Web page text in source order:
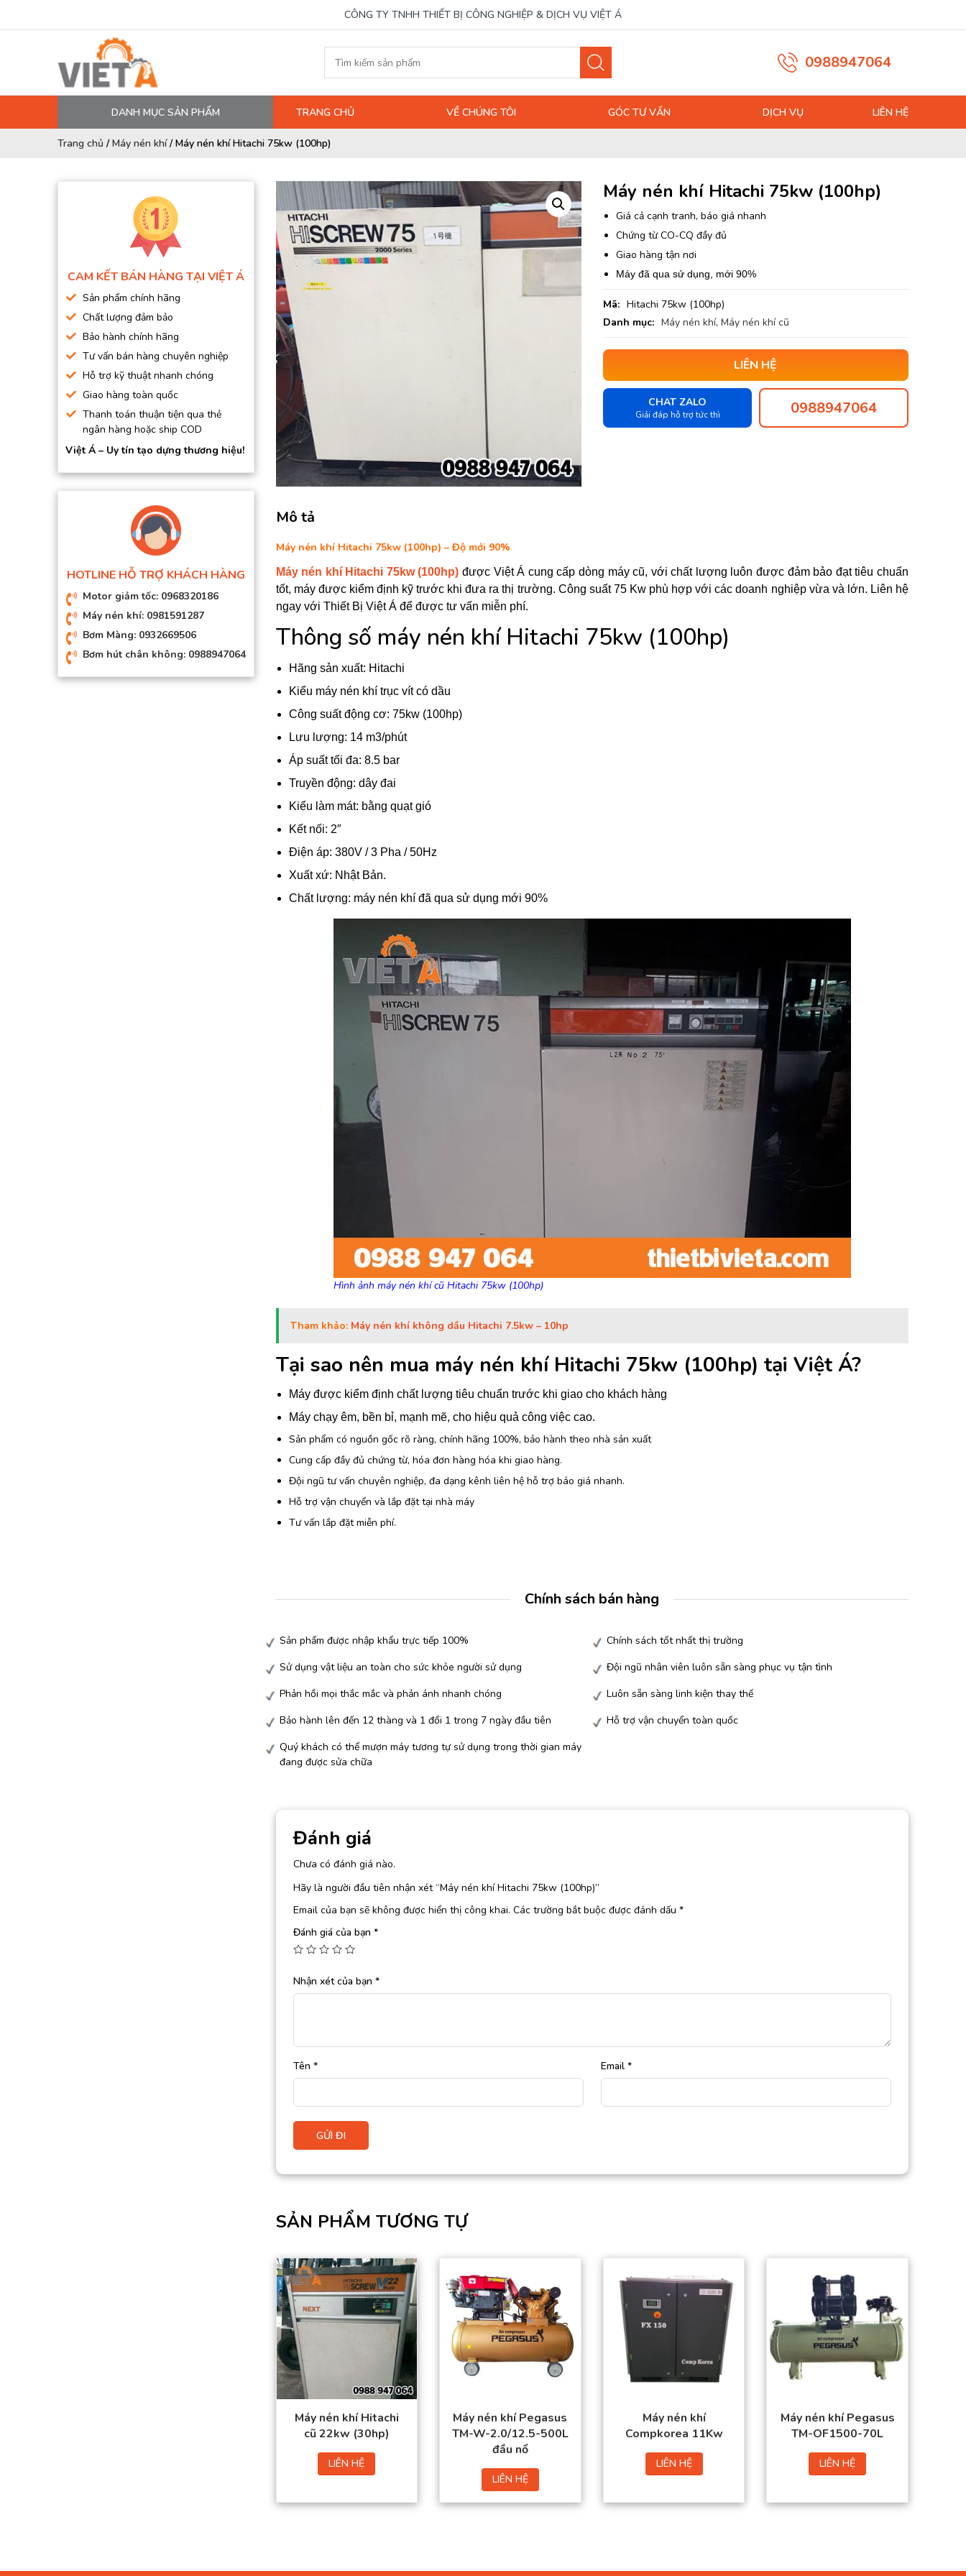
CÔNG TY TNHH THIẾT BỊ CÔNG NGHIỆP & DỊCH VỤ VIỆT Á
0988947064
DANH MỤC SẢN PHẨM
MÁY NÉN KHÍ
DẦU MÁY NÉN KHÍ
DÂY HƠI, ỐNG HƠI
BƠM MÀNG KHÍ NÉN
BƠM HÚT CHÂN KHÔNG
BƠM ĐỊNH LƯỢNG
MOTOR, HỘP GIẢM TỐC
MÁY TẠO KHÍ NITO
TRANG CHỦ VỀ CHÚNG TÔI GÓC TƯ VẤN DỊCH VỤ LIÊN HỆ
Trang chủ /Máy nén khí/Máy nén khí Hitachi 75kw (100hp)
CAM KẾT BÁN HÀNG TẠI VIỆT Á
Sản phẩm chính hãng
Chất lượng đảm bảo
Bảo hành chính hãng
Tư vấn bán hàng chuyên nghiệp
Hỗ trợ kỹ thuật nhanh chóng
Giao hàng toàn quốc
Thanh toán thuận tiện qua thẻ
ngân hàng hoặc ship COD
Việt Á – Uy tín tạo dựng thương hiệu!
HOTLINE HỖ TRỢ KHÁCH HÀNG
Motor giảm tốc: 0968320186
Máy nén khí: 0981591287
Bơm Màng: 0932669506
Bơm hút chân không: 0988947064
Máy nén khí Hitachi 75kw (100hp)
Giá cả cạnh tranh, báo giá nhanh
Chứng từ CO-CQ đầy đủ
Giao hàng tận nơi
Máy đã qua sử dụng, mới 90%
Mã: Hitachi 75kw (100hp)
Danh mục: Máy nén khí, Máy nén khí cũ
LIÊN HỆ
CHAT ZALO
Giải đáp hỗ trợ tức thì 0988947064
Mô tả
Máy nén khí Hitachi 75kw (100hp) – Độ mới 90%
Máy nén khí Hitachi 75kw (100hp) được Việt Á cung cấp dòng máy cũ, với chất lượng luôn được đảm bảo đạt tiêu chuẩn
tốt, máy được kiểm định kỹ trước khi đưa ra thị trường. Công suất 75 Kw phù hợp với các doanh nghiệp vừa và lớn. Liên hệ
ngay với Thiết Bị Việt Á để được tư vấn miễn phí.
Thông số máy nén khí Hitachi 75kw (100hp)
Hãng sản xuất: Hitachi
Kiểu máy nén khí trục vít có dầu
Công suất động cơ: 75kw (100hp)
Lưu lượng: 14 m3/phút
Áp suất tối đa: 8.5 bar
Truyền động: dây đai
Kiểu làm mát: bằng quạt gió
Kết nối: 2″
Điện áp: 380V / 3 Pha / 50Hz
Xuất xứ: Nhật Bản.
Chất lượng: máy nén khí đã qua sử dụng mới 90%
Hình ảnh máy nén khí cũ Hitachi 75kw (100hp)
Tham khảo: Máy nén khí không dầu Hitachi 7.5kw – 10hp
Tại sao nên mua máy nén khí Hitachi 75kw (100hp) tại Việt Á?
Máy được kiểm định chất lượng tiêu chuẩn trước khi giao cho khách hàng
Máy chạy êm, bền bỉ, mạnh mẽ, cho hiệu quả công việc cao.
Sản phẩm có nguồn gốc rõ ràng, chính hãng 100%, bảo hành theo nhà sản xuất
Cung cấp đầy đủ chứng từ, hóa đơn hàng hóa khi giao hàng.
Đội ngũ tư vấn chuyên nghiệp, đa dạng kênh liên hệ hỗ trợ báo giá nhanh.
Hỗ trợ vận chuyển và lắp đặt tại nhà máy
Tư vấn lắp đặt miễn phí.
Chính sách bán hàng
Sản phẩm được nhập khẩu trực tiếp 100%
Chính sách tốt nhất thị trường
Sử dụng vật liệu an toàn cho sức khỏe người sử dụng
Đội ngũ nhân viên luôn sẵn sàng phục vụ tận tình
Phản hồi mọi thắc mắc và phản ánh nhanh chóng
Luôn sẵn sàng linh kiện thay thế
Bảo hành lên đến 12 thàng và 1 đổi 1 trong 7 ngày đầu tiên
Hỗ trợ vận chuyển toàn quốc
Quý khách có thể mượn máy tương tự sử dụng trong thời gian máy
đang được sửa chữa
Đánh giá
Chưa có đánh giá nào.
Hãy là người đầu tiên nhận xét “Máy nén khí Hitachi 75kw (100hp)”
Email của bạn sẽ không được hiển thị công khai. Các trường bắt buộc được đánh dấu *
Đánh giá của bạn *
Nhận xét của bạn *
Tên * Email *
SẢN PHẨM TƯƠNG TỰ
Giá cả cạnh tranh,
Chứng từ CO-CQ đầy
Máy nén khí Hitachi
cũ 22kw (30hp)
LIÊN HỆ
Máy nén khí Pegasus
TM-W-2.0/12.5-500L
đầu nổ
LIÊN HỆ
Máy nén khí
Compkorea 11Kw
LIÊN HỆ
Máy nén khí Pegasus
TM-OF1500-70L
LIÊN HỆ